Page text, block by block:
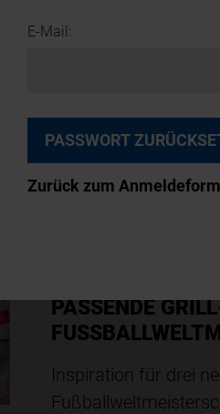
E-Mail:
Zurück zum
Drei von fünf
den Proteingehalt
PASSENDE
Inspiration für drei